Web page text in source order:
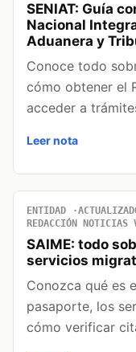
SENIAT: Guía
Nacional
Aduanera y
Conoce todo
cómo obtener el
acceder a
Leer nota
ENTIDAD
REDACCIÓN NOTICIAS
SAIME: todo
servicios
Conozca qué es
pasaporte, los
cómo verificar